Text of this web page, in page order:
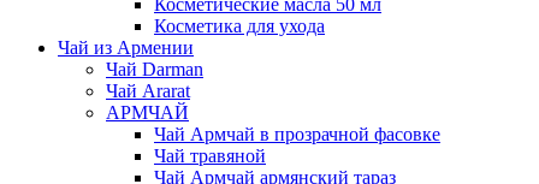
Косметические масла 50 мл
Косметика для ухода
Чай из Армении
Чай Darman
Чай Ararat
АРМЧАЙ
Чай Армчай в прозрачной фасовке
Чай травяной
Чай Армчай армянский тараз